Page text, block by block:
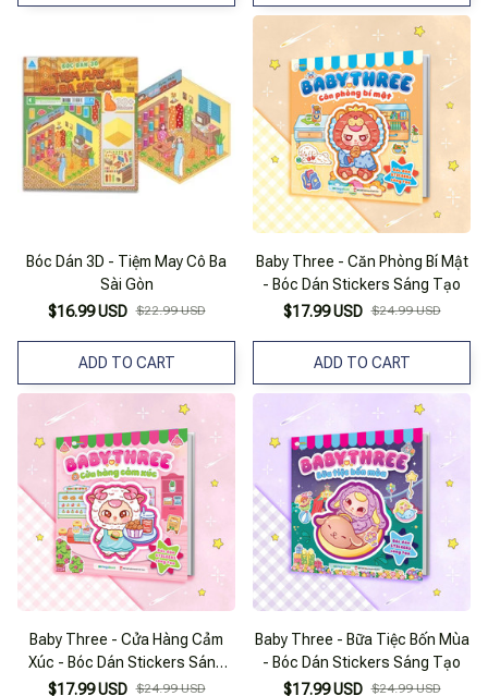
Bóc Dán 3D - Tiệm May Cô Ba
Sài Gòn
$16.99 USD $22.99 USD
ADD TO CART
Baby Three - Căn Phòng Bí Mật
- Bóc Dán Stickers Sáng Tạo
$17.99 USD $24.99 USD
ADD TO CART
Baby Three - Cửa Hàng Cảm
Xúc - Bóc Dán Stickers Sáng
Tạo
$17.99 USD $24.99 USD
Baby Three - Bữa Tiệc Bốn Mùa
- Bóc Dán Stickers Sáng Tạo
$17.99 USD $24.99 USD